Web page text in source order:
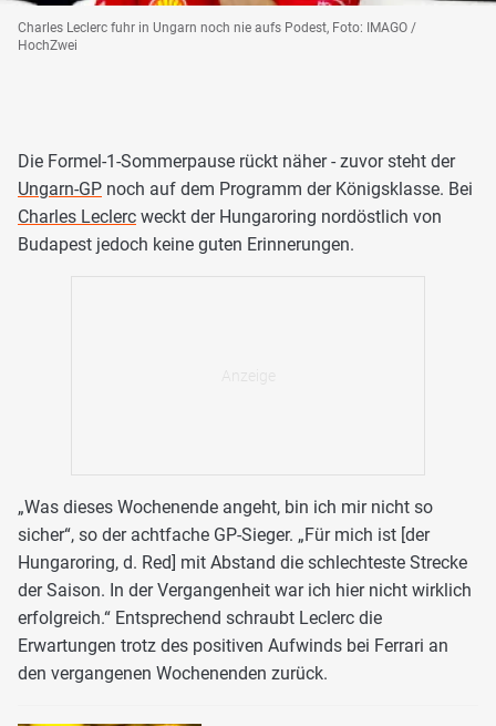
Charles Leclerc fuhr in Ungarn noch nie aufs Podest, Foto: IMAGO /
HochZwei
Die Formel-1-Sommerpause rückt näher - zuvor steht der
Ungarn-GP noch auf dem Programm der Königsklasse. Bei
Charles Leclerc weckt der Hungaroring nordöstlich von
Budapest jedoch keine guten Erinnerungen.
„Was dieses Wochenende angeht, bin ich mir nicht so
sicher“, so der achtfache GP-Sieger. „Für mich ist [der
Hungaroring, d. Red] mit Abstand die schlechteste Strecke
der Saison. In der Vergangenheit war ich hier nicht wirklich
erfolgreich.“ Entsprechend schraubt Leclerc die
Erwartungen trotz des positiven Aufwinds bei Ferrari an
den vergangenen Wochenenden zurück.